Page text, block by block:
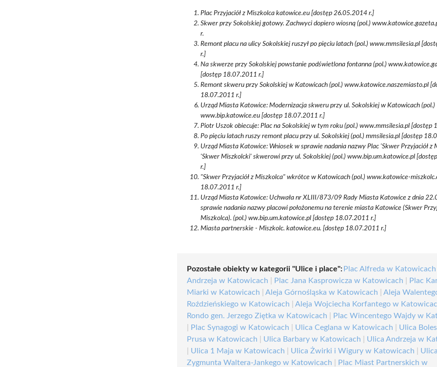
Plac Przyjaciół z Miszkolca katowice.eu [dostęp 26.05.2014 r.]
Skwer przy Sokolskiej gotowy. Zachwyci dopiero wiosną (pol.)
r.
Remont placu na ulicy Sokolskiej ruszył po pięciu latach (pol.) www.mmsilesia.pl
r.]
Na skwerze przy Sokolskiej powstanie podświetlona fontanna (pol.)
[dostęp 18.07.2011 r.]
Remont skweru przy Sokolskiej w Katowicach (pol.) www.katowice.naszemiasto.pl
18.07.2011 r.]
Urząd Miasta Katowice: Modernizacja skweru przy ul. Sokolskiej w Katowicach (pol.)
www.bip.katowice.eu [dostęp 18.07.2011 r.]
Piotr Uszok obiecuje: Plac na Sokolskiej w tym roku (pol.) www.mmsilesia.pl [dostęp
Po pięciu latach ruszy remont placu przy ul. Sokolskiej (pol.) mmsilesia.pl [dostęp
Urząd Miasta Katowice: Wniosek w sprawie nadania nazwy Plac 'Skwer Przyjaciół z
'Skwer Miszkolcki' skwerowi przy ul. Sokolskiej (pol.) www.bip.um.katowice.pl
r.]
"Skwer Przyjaciół z Miszkolca" wkrótce w Katowicach (pol.) www.katowice-
18.07.2011 r.]
Urząd Miasta Katowice: Uchwała nr XLIII/873/09 Rady Miasta Katowice z dnia
sprawie nadania nazwy placowi położonemu na terenie miasta Katowice (Skwer
Miszkolca). (pol.) ww.bip.um.katowice.pl [dostęp 18.07.2011 r.]
Miasta partnerskie - Miszkolc. katowice.eu. [dostęp 18.07.2011 r.]
Pozostałe obiekty w kategorii "Ulice i place":Plac Alfreda w Katowicach
Andrzeja w Katowicach
Plac Jana Kasprowicza w Katowicach
Plac
Miarki w Katowicach |Aleja Górnośląska w Katowicach |Aleja
Roździeńskiego w Katowicach |Aleja Wojciecha Korfantego w
Rondo gen. Jerzego Ziętka w Katowicach
Plac Wincentego Wajdy w
Plac Synagogi w Katowicach Ulica Ceglana w Katowicach
Ulica
Prusa w Katowicach
Ulica Barbary w Katowicach
Ulica Andrzeja w
Ulica 1 Maja w Katowicach Ulica Żwirki i Wigury w Katowicach
Ulica
Zygmunta Waltera-Jankego w Katowicach
Plac Miast Partnerskich w